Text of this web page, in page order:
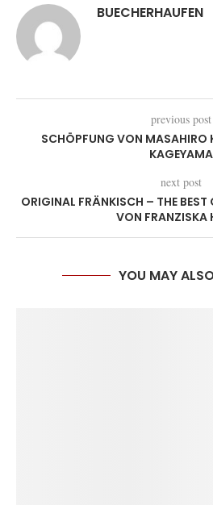
BUECHERHAUFEN
previous post
SCHÖPFUNG VON MASAHIRO
KAGEYAMA
next post
ORIGINAL FRÄNKISCH – THE
VON FRANZISKA
YOU MAY